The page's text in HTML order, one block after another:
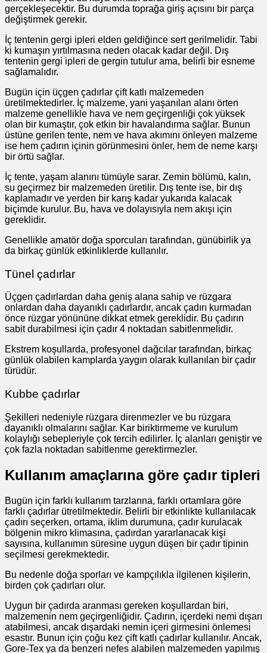
gerçekleşecektir. Bu durumda toprağa giriş açısını bir parça
değiştirmek gerekir.
İç tentenin gergi ipleri elden geldiğince sert gerilmelidir. Tabi
ki kumaşın yırtılmasına neden olacak kadar değil. Dış
tentenin gergi ipleri de gergin tutulur ama, belirli bir esneme
sağlamalıdır.
Bugün için üçgen çadırlar çift katlı malzemeden
üretilmektedirler. İç malzeme, yani yaşanılan alanı örten
malzeme genellikle hava ve nem geçirgenliği çok yüksek
olan bir kumaştır, çok etkin bir havalandırma sağlar. Bunun
üstüne gerilen tente, nem ve hava akımını önleyen malzeme
ise hem çadırın içinin görünmesini önler, hem de neme karşı
bir örtü sağlar.
İç tente, yaşam alanını tümüyle sarar. Zemin bölümü, kalın,
su geçirmez bir malzemeden üretilir. Dış tente ise, bir dış
kaplamadır ve yerden bir karış kadar yukarıda kalacak
biçimde kurulur. Bu, hava ve dolayısıyla nem akışı için
gereklidir.
Genellikle amatör doğa sporcuları tarafından, günübirlik ya
da birkaç günlük etkinliklerde kullanılır.
Tünel çadırlar
Üçgen çadırlardan daha geniş alana sahip ve rüzgara
onlardan daha dayanıklı çadırlardır, ancak çadırı kurmadan
önce rüzgar yönününe dikkat etmek gereklidir. Bu çadırın
sabit durabilmesi için çadır 4 noktadan sabitlenmelidir.
Ekstrem koşullarda, profesyonel dağcılar tarafından, birkaç
günlük olabilen kamplarda yaygın olarak kullanılan bir çadır
türüdür.
Kubbe çadırlar
Şekilleri nedeniyle rüzgara direnmezler ve bu rüzgara
dayanıklı olmalarını sağlar. Kar biriktirmeme ve kurulum
kolaylığı sebepleriyle çok tercih edilirler. İç alanları geniştir ve
çok fazla noktadan sabitlenme gerektirmezler.
Kullanım amaçlarına göre çadır tipleri
Bugün için farklı kullanım tarzlarına, farklı ortamlara göre
farklı çadırlar ütretilmektedir. Belirli bir etkinlikte kullanılacak
çadırı seçerken, ortama, iklim durumuna, çadır kurulacak
bölgenin mikro klimasına, çadırdan yararlanacak kişi
sayısına, kullanımın süresine uygun düşen bir çadır tipinin
seçilmesi gerekmektedir.
Bu nedenle doğa sporları ve kampçılıkla ilgilenen kişilerin,
birden çok çadırları olur.
Uygun bir çadırda aranması gereken koşullardan biri,
malzemenin nem geçirgenliğidir. Çadırın, içerdeki nemi dışarı
atabilmesi, ancak dışardaki nemin içeri girmesini önlemesi
esastır. Bunun için çoğu kez çift katlı çadırlar kullanılır. Ancak,
Gore-Tex ya da benzeri nefes alabilen malzemeden yapılmış